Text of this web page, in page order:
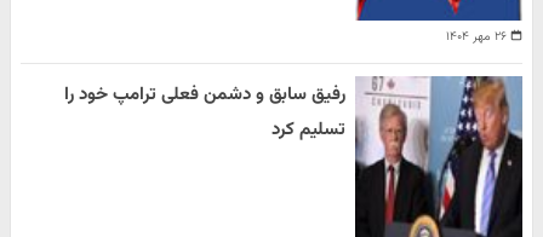
۲۶ مهر ۱۴۰۴
رفیق سابق و دشمن فعلی ترامپ خود را
تسلیم کرد